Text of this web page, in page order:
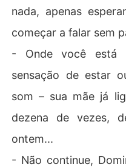
nada, apenas
começar a falar sem
- Onde você está
sensação de estar
som – sua mãe já
dezena de vezes,
ontem...
- Não continue,